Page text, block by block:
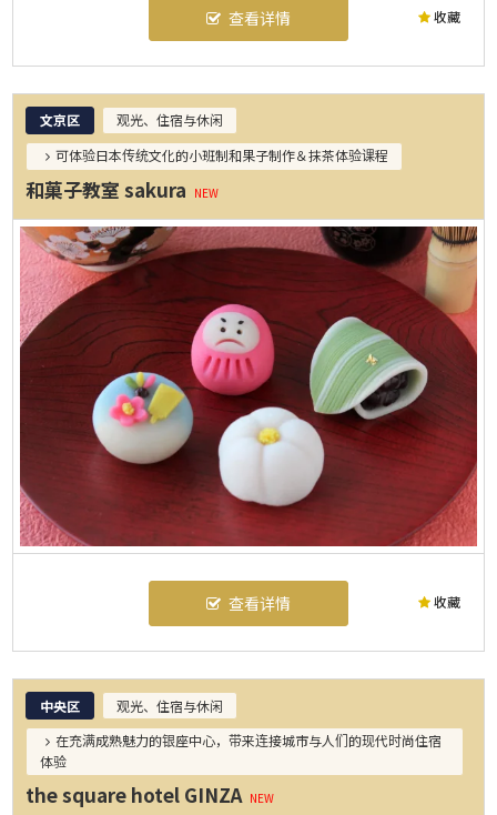
收藏
查看详情
文京区
观光、住宿与休闲
可体验日本传统文化的小班制和果子制作＆抹茶体验课程
收藏
和菓子教室 sakura NEW
查看详情
中央区
观光、住宿与休闲
在充满成熟魅力的银座中心，带来连接城市与人们的现代时尚住宿
体验
the square hotel GINZA NEW